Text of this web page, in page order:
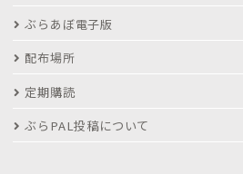
ぶらあぼ電子版
配布場所
定期購読
ぶらPAL投稿について